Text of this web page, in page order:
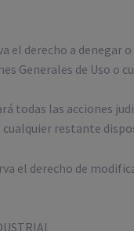
derecho a denegar
Generales de Uso o
todas las acciones
cualquier restante
el derecho de